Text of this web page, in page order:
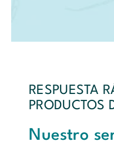
RESPUESTA
PRODUCTOS
Nuestro